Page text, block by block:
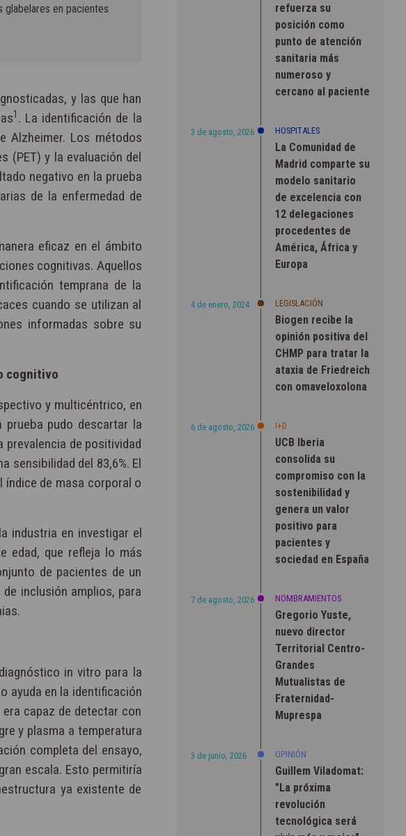
glabelares en pacientes
y las que han
1 . La identificación de la
Alzheimer. Los métodos
(PET) y la evaluación del
negativo en la prueba
de la enfermedad de
eficaz en el ámbito
cognitivas. Aquellos
temprana de la
cuando se utilizan al
informadas sobre su
cognitivo
y multicéntrico, en
prueba pudo descartar la
de positividad
sensibilidad del 83,6%. El
de masa corporal o
industria en investigar el
edad, que refleja lo más
de pacientes de un
inclusión amplios, para
in vitro para la
ayuda en la identificación
capaz de detectar con
y plasma a temperatura
completa del ensayo,
escala. Esto permitiría
ya existente de
refuerza su
posición como
punto de atención
sanitaria más
numeroso y
cercano al paciente
3 de agosto, 2026 HOSPITALES
La Comunidad de
Madrid comparte su
modelo sanitario
de excelencia con
12 delegaciones
procedentes de
América, África y
Europa
4 de enero, 2024 LEGISLACIÓN
Biogen recibe la
opinión positiva del
CHMP para tratar la
ataxia de Friedreich
con omaveloxolona
6 de agosto, 2026 I+D
UCB Iberia
consolida su
compromiso con la
sostenibilidad y
genera un valor
positivo para
pacientes y
sociedad en España
7 de agosto, 2026 NOMBRAMIENTOS
Gregorio Yuste,
nuevo director
Territorial Centro-
Grandes
Mutualistas de
Fraternidad-
Muprespa
3 de junio, 2026 OPINIÓN
Guillem Viladomat:
"La próxima
revolución
tecnológica será